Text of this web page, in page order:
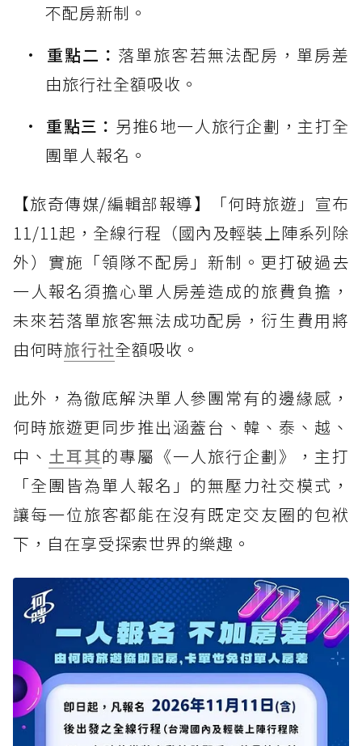
不配房新制。
重點二： 落單旅客若無法配房，單房差
由旅行社全額吸收。
重點三： 另推6地一人旅行企劃，主打全
團單人報名。
【旅奇傳媒/編輯部報導】「何時旅遊」宣布
11/11起，全線行程（國內及輕裝上陣系列除
外）實施「領隊不配房」新制。更打破過去
一人報名須擔心單人房差造成的旅費負擔，
未來若落單旅客無法成功配房，衍生費用將
由何時旅行社全額吸收。
此外，為徹底解決單人參團常有的邊緣感，
何時旅遊更同步推出涵蓋台、韓、泰、越、
中、 土耳其的專屬《一人旅行企劃》，主打
「全團皆為單人報名」的無壓力社交模式，
讓每一位旅客都能在沒有既定交友圈的包袱
下，自在享受探索世界的樂趣。